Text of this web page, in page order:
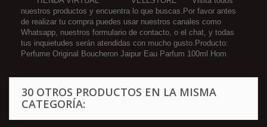
nuestros productos y encuentra lo que buscas.Por favor antes
de realizar tu compra puedes usar nuestros canales como
Whatsapp, nuestros formulario de contacto, o el chat, y todas
tus inquietudes serán atendidas con mucho gusto.Producto:
Perfume Original Boucheron Jaipur Eau Parfum 100ml Hom
30 OTROS PRODUCTOS EN LA MISMA
CATEGORÍA: